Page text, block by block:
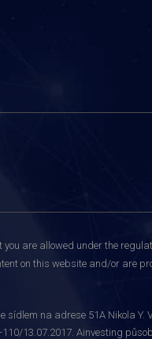
are allowed under the
on this website and/or are
na adrese 51A Nikola Y.
13.07.2017. Ainvesting